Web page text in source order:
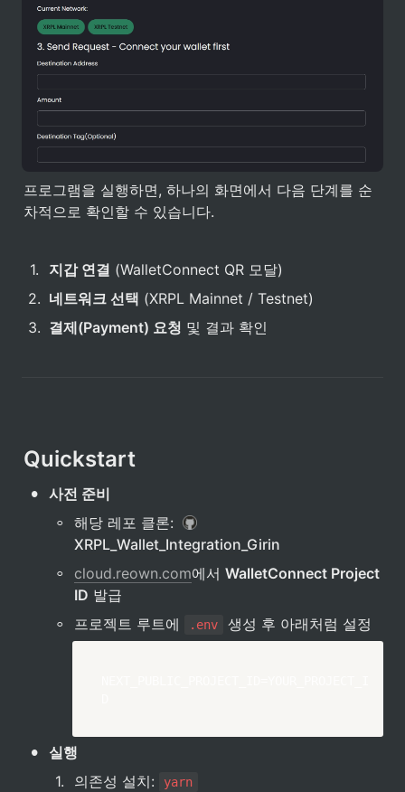
프로그램을 실행하면, 하나의 화면에서 다음 단계를 순
차적으로 확인할 수 있습니다.
1. 지갑 연결 (WalletConnect QR 모달)
2. 네트워크 선택 (XRPL Mainnet / Testnet)
3. 결제(Payment) 요청 및 결과 확인
Quickstart
• 사전 준비
◦
해당 레포 클론:
XRPL_Wallet_Integration_Girin
◦ cloud.reown.com에서 WalletConnect Project
ID 발급
◦ 프로젝트 루트에 .env 생성 후 아래처럼 설정
•
실행
1. 의존성 설치: yarn